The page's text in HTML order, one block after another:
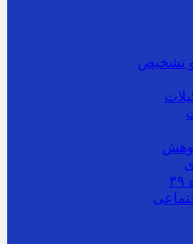
تشخیص